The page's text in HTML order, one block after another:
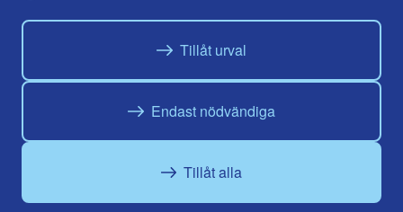
Tillåt urval
Endast nödvändiga
Tillåt alla